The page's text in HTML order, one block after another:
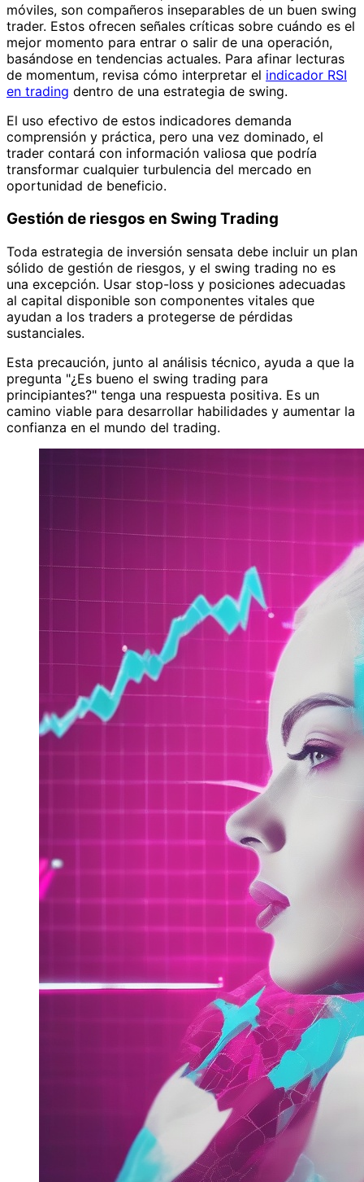
móviles, son compañeros inseparables de un buen swing
trader. Estos ofrecen señales críticas sobre cuándo es el
mejor momento para entrar o salir de una operación,
basándose en tendencias actuales. Para afinar lecturas
de momentum, revisa cómo interpretar el indicador RSI
en trading dentro de una estrategia de swing.
El uso efectivo de estos indicadores demanda
comprensión y práctica, pero una vez dominado, el
trader contará con información valiosa que podría
transformar cualquier turbulencia del mercado en
oportunidad de beneficio.
Gestión de riesgos en Swing Trading
Toda estrategia de inversión sensata debe incluir un plan
sólido de gestión de riesgos, y el swing trading no es
una excepción. Usar stop-loss y posiciones adecuadas
al capital disponible son componentes vitales que
ayudan a los traders a protegerse de pérdidas
sustanciales.
Esta precaución, junto al análisis técnico, ayuda a que la
pregunta "¿Es bueno el swing trading para
principiantes?" tenga una respuesta positiva. Es un
camino viable para desarrollar habilidades y aumentar la
confianza en el mundo del trading.